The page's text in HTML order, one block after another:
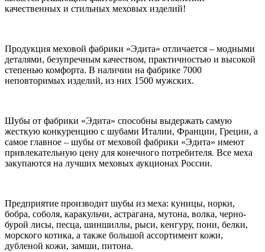
качественных и стильных меховых изделий!
Продукция меховой фабрики «Эдита» отличается – модными
деталями, безупречным качеством, практичностью и высокой
степенью комфорта. В наличии на фабрике 7000
неповторимых изделий, из них 1500 мужских.
Шубы от фабрики «Эдита» способны выдержать самую
жесткую конкуренцию с шубами Италии, Франции, Греции, а
самое главное – шубы от меховой фабрики «Эдита» имеют
привлекательную цену для конечного потребителя. Все меха
закупаются на лучших меховых аукционах России.
Предприятие производит шубы из меха: куницы, норки,
бобра, соболя, каракульчи, астрагана, мутона, волка, черно-
бурой лисы, песца, шиншиллы, рыси, кенгуру, пони, белки,
морского котика, а также большой ассортимент кожи,
дубленой кожи, замши, питона.